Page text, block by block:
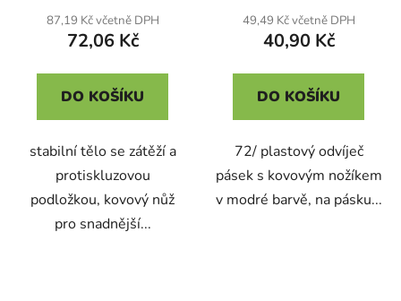
87,19 Kč včetně DPH
72,06 Kč
DO KOŠÍKU
stabilní tělo se zátěží a
protiskluzovou
podložkou, kovový nůž
pro snadnější...
49,49 Kč včetně DPH
40,90 Kč
DO KOŠÍKU
72/ plastový odvíječ
pásek s kovovým nožíkem
v modré barvě, na pásku...